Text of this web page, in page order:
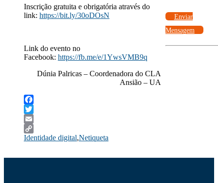
Inscrição gratuita e obrigatória através do
link: https://bit.ly/30oDOsN
Link do evento no
Facebook: https://fb.me/e/1YwsVMB9q
Dúnia Palricas – Coordenadora do CLA
Ansião – UA
Facebook
Twitter
Email
Copy
Identidade digital,Netiqueta
Enviar
Mensagem